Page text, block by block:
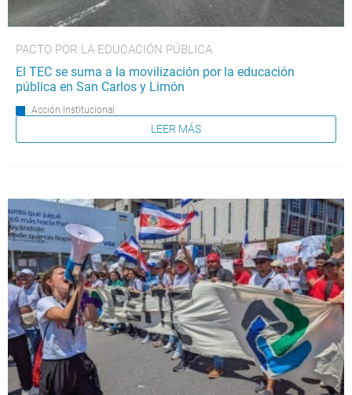
PACTO POR LA EDUCACIÓN PÚBLICA
El TEC se suma a la movilización por la educación
pública en San Carlos y Limón
Acción Institucional
LEER MÁS